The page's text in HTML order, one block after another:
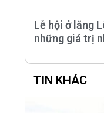
Lễ hội ở lăng
những giá trị
TIN KHÁC